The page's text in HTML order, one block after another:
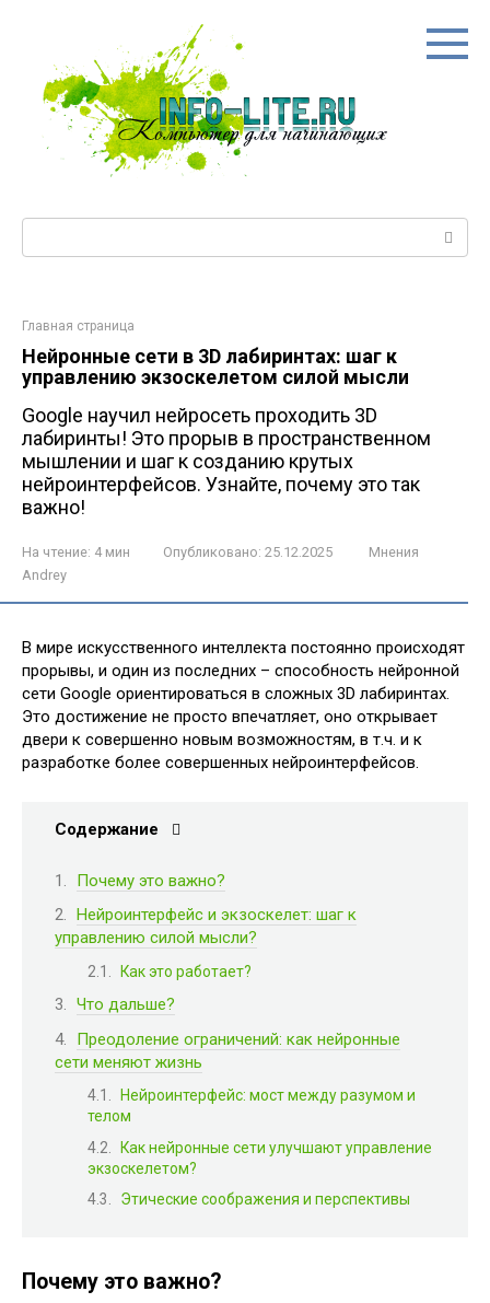
Главная страница
Нейронные сети в 3D лабиринтах: шаг к
управлению экзоскелетом силой мысли
Google научил нейросеть проходить 3D
лабиринты! Это прорыв в пространственном
мышлении и шаг к созданию крутых
нейроинтерфейсов. Узнайте, почему это так
важно!
На чтение: 4 мин Опубликовано: 25.12.2025
Мнения
Andrey
В мире искусственного интеллекта постоянно происходят
прорывы, и один из последних – способность нейронной
сети Google ориентироваться в сложных 3D лабиринтах.
Это достижение не просто впечатляет, оно открывает
двери к совершенно новым возможностям, в т.ч. и к
разработке более совершенных нейроинтерфейсов.
Содержание
Почему это важно?
Нейроинтерфейс и экзоскелет: шаг к
управлению силой мысли?
Как это работает?
Что дальше?
Преодоление ограничений: как нейронные
сети меняют жизнь
Нейроинтерфейс: мост между разумом и
телом
Как нейронные сети улучшают управление
экзоскелетом?
Этические соображения и перспективы
Почему это важно?